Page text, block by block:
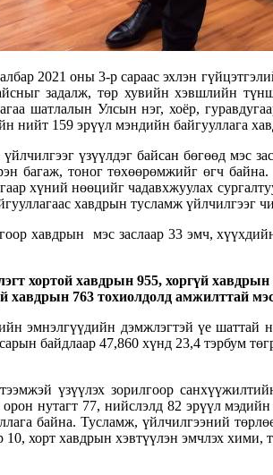
2021 оны 3-р сараас эхлэн
задалж, төр хувийн хэвшлийн
шатлалын Улсын нэг, хоёр,
нийт 159 эрүүл мэндийн байгууллага
үзүүлдэг байсан бөгөөд
багаж, тоног төхөөрөмжийг өгч
хүний нөөцийг чадавхжуулах
хавдрын тусламж үйлчилгээг
хавдрын мэс заслаар 33 эмч,
хортой хавдрын 955, хоргүй
хавдрын 763 тохиолдолд амжилттай
эмнэлгүүдийн дэмжлэгтэй үе шаттай
байдлаар 47,860 хүнд 23,4 тэрбум
үзүүлэх зорилгоор
нутагт 77, нийслэлд 82 эрүүл
байна. Тусламж, үйлчилгээний
хорт хавдрын хэвтүүлэн эмчлэх